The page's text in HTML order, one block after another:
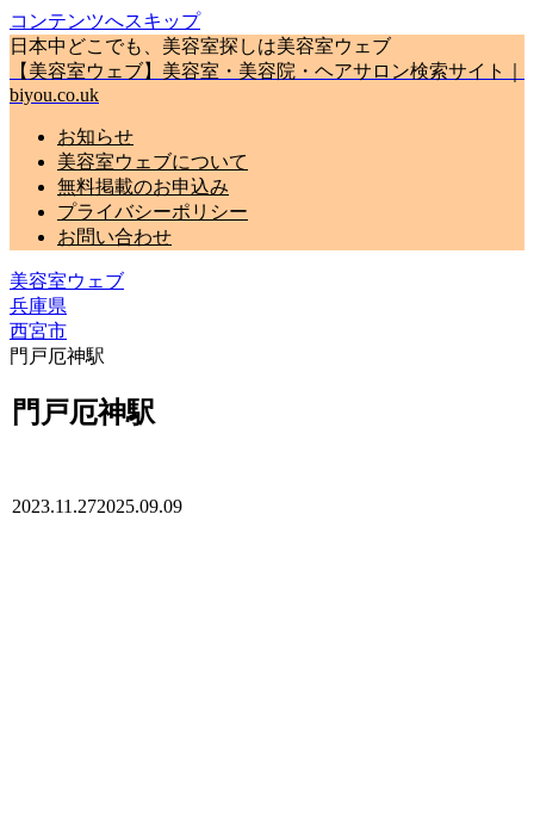
コンテンツへスキップ
日本中どこでも、美容室探しは美容室ウェブ
【美容室ウェブ】美容室・美容院・ヘアサロン検索サイト｜
biyou.co.uk
お知らせ
美容室ウェブについて
無料掲載のお申込み
プライバシーポリシー
お問い合わせ
美容室ウェブ
兵庫県
西宮市
門戸厄神駅
門戸厄神駅
2023.11.272025.09.09